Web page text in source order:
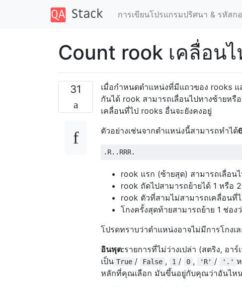
การเขียนโปรแกรมปริศนา & รหัสก
Count rook เคลื่อนไ
31
เมื่อกำหนดตำแหน่งที่มีแถวของ rooks
กันได้ rook สามารถเลื่อนไปทางซ้ายหรื
เคลื่อนที่ไป rooks อื่นจะยังคงอยู่
ตัวอย่างเช่นจากตำแหน่งนี้สามารถทำได้
rook แรก (ซ้ายสุด) สามารถเลื่อน
rook ถัดไปสามารถย้ายได้ 1 หรือ
rook ตัวที่สามไม่สามารถเคลื่อนที่
โกงครั้งสุดท้ายสามารถย้าย 1 ช่อง
โปรดทราบว่าตำแหน่งอาจไม่มีการโกงเ
อินพุต:รายการที่ไม่ว่างเปล่า (สตริง, อา
เป็น True / False , 1 / 0 , 'R' / '.'
หลักที่คุณเลือก มันขึ้นอยู่กับคุณว่าอันไหน